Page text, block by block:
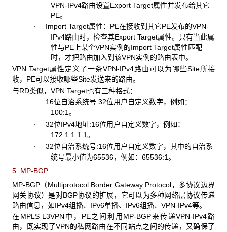
VPN-IPv4路由设置Export Target属性并发布给其它
PE。
· Import Target属性：PE在接收到其它PE发布的VPN-
IPv4路由时，检查其Export Target属性。只有当此属
性与PE上某个VPN实例的Import Target属性匹配
时，才把路由加入到该VPN实例的路由表中。
VPN Target属性定义了一条VPN-IPv4路由可以为哪些Site所接
收，PE可以接收哪些Site发送来的路由。
与RD类似，VPN Target也有三种格式：
· 16位自治系统号:32位用户自定义数字，例如：
100:1。
· 32位IPv4地址:16位用户自定义数字，例如：
172.1.1.1:1。
· 32位自治系统号:16位用户自定义数字，其中的自治系
统号最小值为65536，例如：65536:1。
5. MP-BGP
MP-BGP （Multiprotocol Border Gateway Protocol，多协议边界
网关协议）是对BGP协议的扩展，它可以为多种网络层协议传递
路由信息，如IPv4组播、IPv6单播、IPv6组播、VPN-IPv4等。
在MPLS L3VPN 中，PE之间利用MP-BGP来传递VPN-IPv4路
由，既实现了VPN的私网路由在不同站点之间的传递，又确保了